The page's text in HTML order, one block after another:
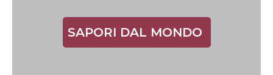
SAPORI DAL MONDO